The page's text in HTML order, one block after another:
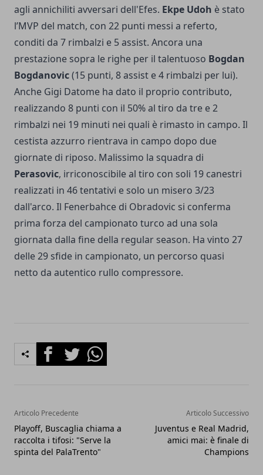
agli annichiliti avversari dell'Efes. Ekpe Udoh è stato
l’MVP del match, con 22 punti messi a referto,
conditi da 7 rimbalzi e 5 assist. Ancora una
prestazione sopra le righe per il talentuoso Bogdan
Bogdanovic(15 punti, 8 assist e 4 rimbalzi per lui).
Anche Gigi Datome ha dato il proprio contributo,
realizzando 8 punti con il 50% al tiro da tre e 2
rimbalzi nei 19 minuti nei quali è rimasto in campo. Il
cestista azzurro rientrava in campo dopo due
giornate di riposo. Malissimo la squadra di
Perasovic, irriconoscibile al tiro con soli 19 canestri
realizzati in 46 tentativi e solo un misero 3/23
dall'arco. Il Fenerbahce di Obradovic si conferma
prima forza del campionato turco ad una sola
giornata dalla fine della regular season. Ha vinto 27
delle 29 sfide in campionato, un percorso quasi
netto da autentico rullo compressore.
FacebookTwitterWhatsapp
Articolo Precedente
Playoff, Buscaglia chiama a
raccolta i tifosi: "Serve la
spinta del PalaTrento"
Articolo Successivo
Juventus e Real Madrid,
amici mai: è finale di
Champions